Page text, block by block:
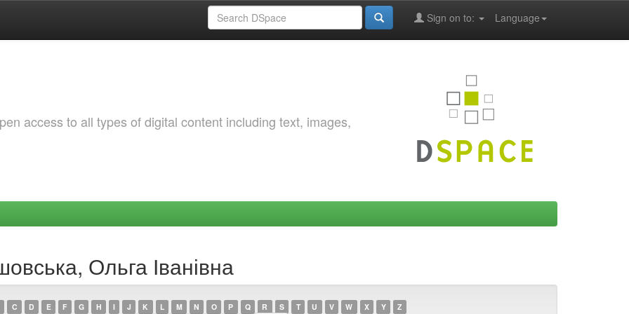
Language
Sign on to:
access to all types of digital content including text, images,
Ольга Іванівна
C D E F G H I J K L M N O P Q R S T U V W X Y Z